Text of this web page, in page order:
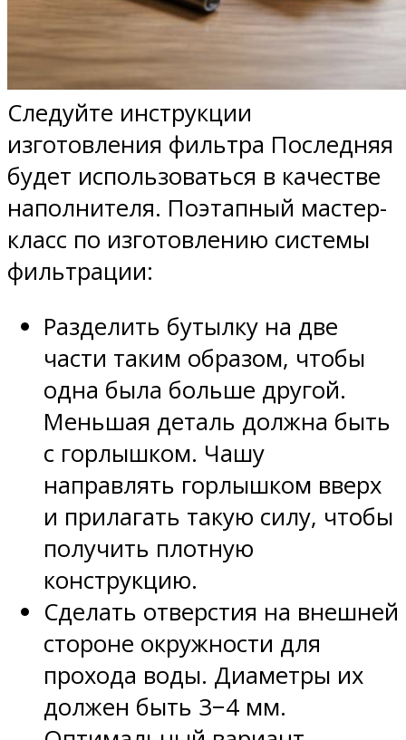
Следуйте инструкции
изготовления фильтра Последняя
будет использоваться в качестве
наполнителя. Поэтапный мастер-
класс по изготовлению системы
фильтрации:
Разделить бутылку на две
части таким образом, чтобы
одна была больше другой.
Меньшая деталь должна быть
с горлышком. Чашу
направлять горлышком вверх
и прилагать такую силу, чтобы
получить плотную
конструкцию.
Сделать отверстия на внешней
стороне окружности для
прохода воды. Диаметры их
должен быть 3−4 мм.